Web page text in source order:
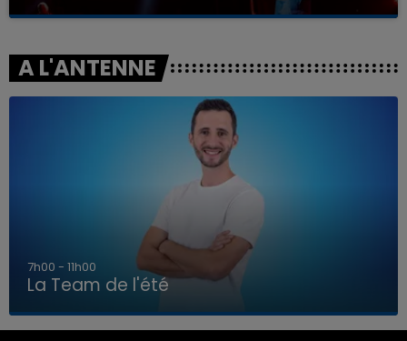
A L'ANTENNE
7h00 - 11h00
La Team de l'été